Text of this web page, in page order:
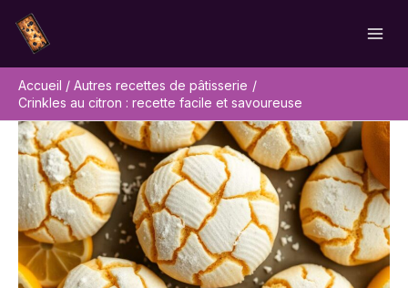
contenu
Accueil
Autres recettes de pâtisserie
Crinkles au citron : recette facile et savoureuse
Rechercher